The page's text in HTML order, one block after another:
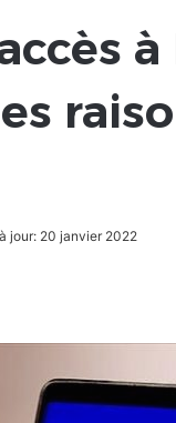
jour: 20 janvier 2022